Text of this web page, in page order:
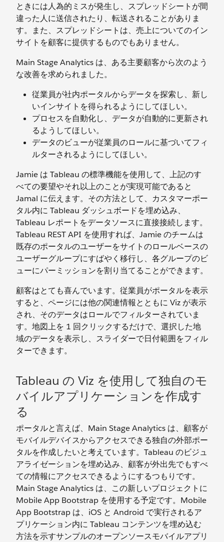
ときには人為的ミスが発生し、スプレッドシートが間
違った人に送信されたり、転送されることがありま
す。また、スプレッドシートは、売上についてのイン
サイトを顧客に提供するものでもありません。
Main Stage Analytics は、ある主要顧客から次のよう
な改善を求められました。
従業員が社内ポータルからデータを探索し、新し
いインサイトを得られるようにしてほしい。
プロセスを自動化し、データが自動的に更新され
るようしてほしい。
データのビューが従業員のロールに基づいてフィ
ルターされるようにしてほしい。
Jamie は Tableau の標準機能を使用して、上記のす
べての要望やそれ以上のことが実現可能であると
Jamal に伝えます。その方法として、カスタマーポー
タル内に Tableau ダッシュボードを埋め込み、
Tableau レポートをデータソースに直接接続します。
Tableau REST API を使用すれば、Jamie のチームは
既存のポータルのユーザーをサイトのロールベースの
ユーザーグループにすばやく移行し、各グループのビ
ューにパーミッションを割り当てることができます。
顧客はとても喜んでいます。従業員がポータルを表示
すると、ページには他の関連情報とともに Viz が表示
され、そのデータはロールでフィルターされていま
す。地図上を 1 回クリックするだけで、選択した地
域のデータを表示し、スライダーで日付範囲をフィル
ターできます。
Tableau の Viz を使用して独自のモ
バイルアプリケーションを作成す
る
ポータルと言えば、Main Stage Analytics は、顧客が
モバイルデバイスからアクセスできる独自の外部ポー
タルを作成したいと考えています。Tableau のビジュ
アライゼーションを埋め込み、顧客が外出先でもすべ
ての情報にアクセスできるようにするつもりです。
Main Stage Analytics は、この新しいプロジェクトに
Mobile App Bootstrap を使用する予定です。Mobile
App Bootstrap は、iOS と Android で実行されるア
プリケーション内に Tableau コンテンツを埋め込む
方法を示すサンプルのオープンソースモバイルアプリ